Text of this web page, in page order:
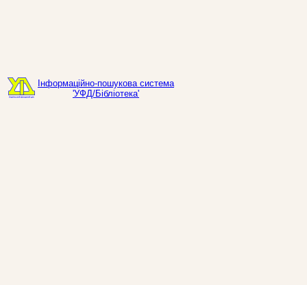
Інформаційно-пошукова система
'УФД/Бібліотека'